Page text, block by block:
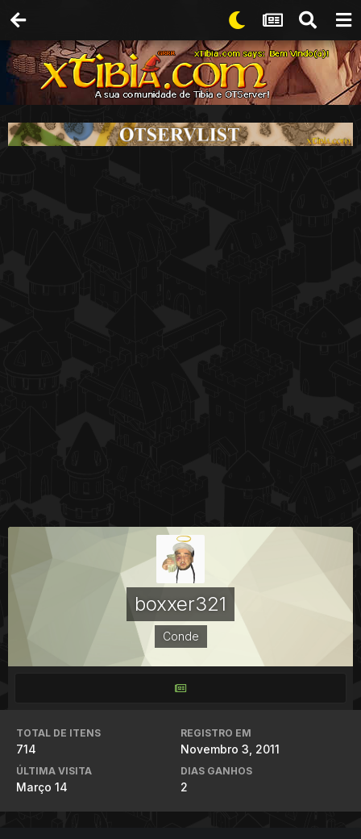
boxxer321
Conde
TOTAL DE ITENS
714
REGISTRO EM
Novembro 3, 2011
ÚLTIMA VISITA
Março 14
DIAS GANHOS
2